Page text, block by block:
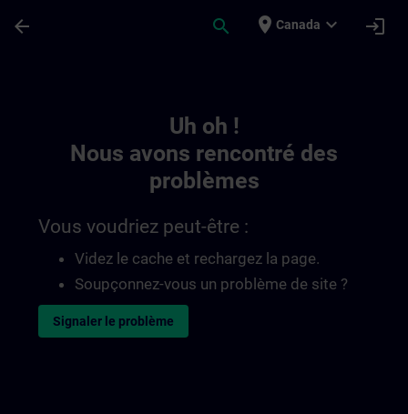
arrow_back search place Canada expand_more login
Uh oh !
Nous avons rencontré des
problèmes
Vous voudriez peut-être :
Videz le cache et rechargez la page.
Soupçonnez-vous un problème de site ?
Signaler le problème